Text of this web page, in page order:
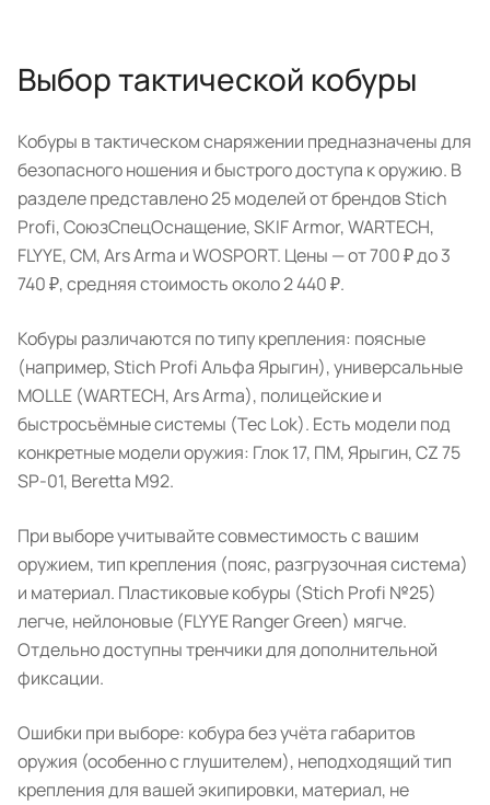
Выбор тактической кобуры
Кобуры в тактическом снаряжении предназначены для
безопасного ношения и быстрого доступа к оружию. В
разделе представлено 25 моделей от брендов Stich
Profi, СоюзСпецОснащение, SKIF Armor, WARTECH,
FLYYE, CM, Ars Arma и WOSPORT. Цены — от 700 ₽ до 3
740 ₽, средняя стоимость около 2 440 ₽.
Кобуры различаются по типу крепления: поясные
(например, Stich Profi Альфа Ярыгин), универсальные
MOLLE (WARTECH, Ars Arma), полицейские и
быстросъёмные системы (Tec Lok). Есть модели под
конкретные модели оружия: Глок 17, ПМ, Ярыгин, CZ 75
SP-01, Beretta M92.
При выборе учитывайте совместимость с вашим
оружием, тип крепления (пояс, разгрузочная система)
и материал. Пластиковые кобуры (Stich Profi №25)
легче, нейлоновые (FLYYE Ranger Green) мягче.
Отдельно доступны тренчики для дополнительной
фиксации.
Ошибки при выборе: кобура без учёта габаритов
оружия (особенно с глушителем), неподходящий тип
крепления для вашей экипировки, материал, не